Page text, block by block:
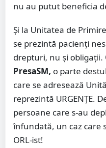
nu au putut beneficia
Și la Unitatea de
se prezintă pacienți
drepturi, nu și obligații.
PresaSM, o parte
care se adresează
reprezintă URGENȚE.
persoane care s-au
înfundată, un caz care
ORL-ist!